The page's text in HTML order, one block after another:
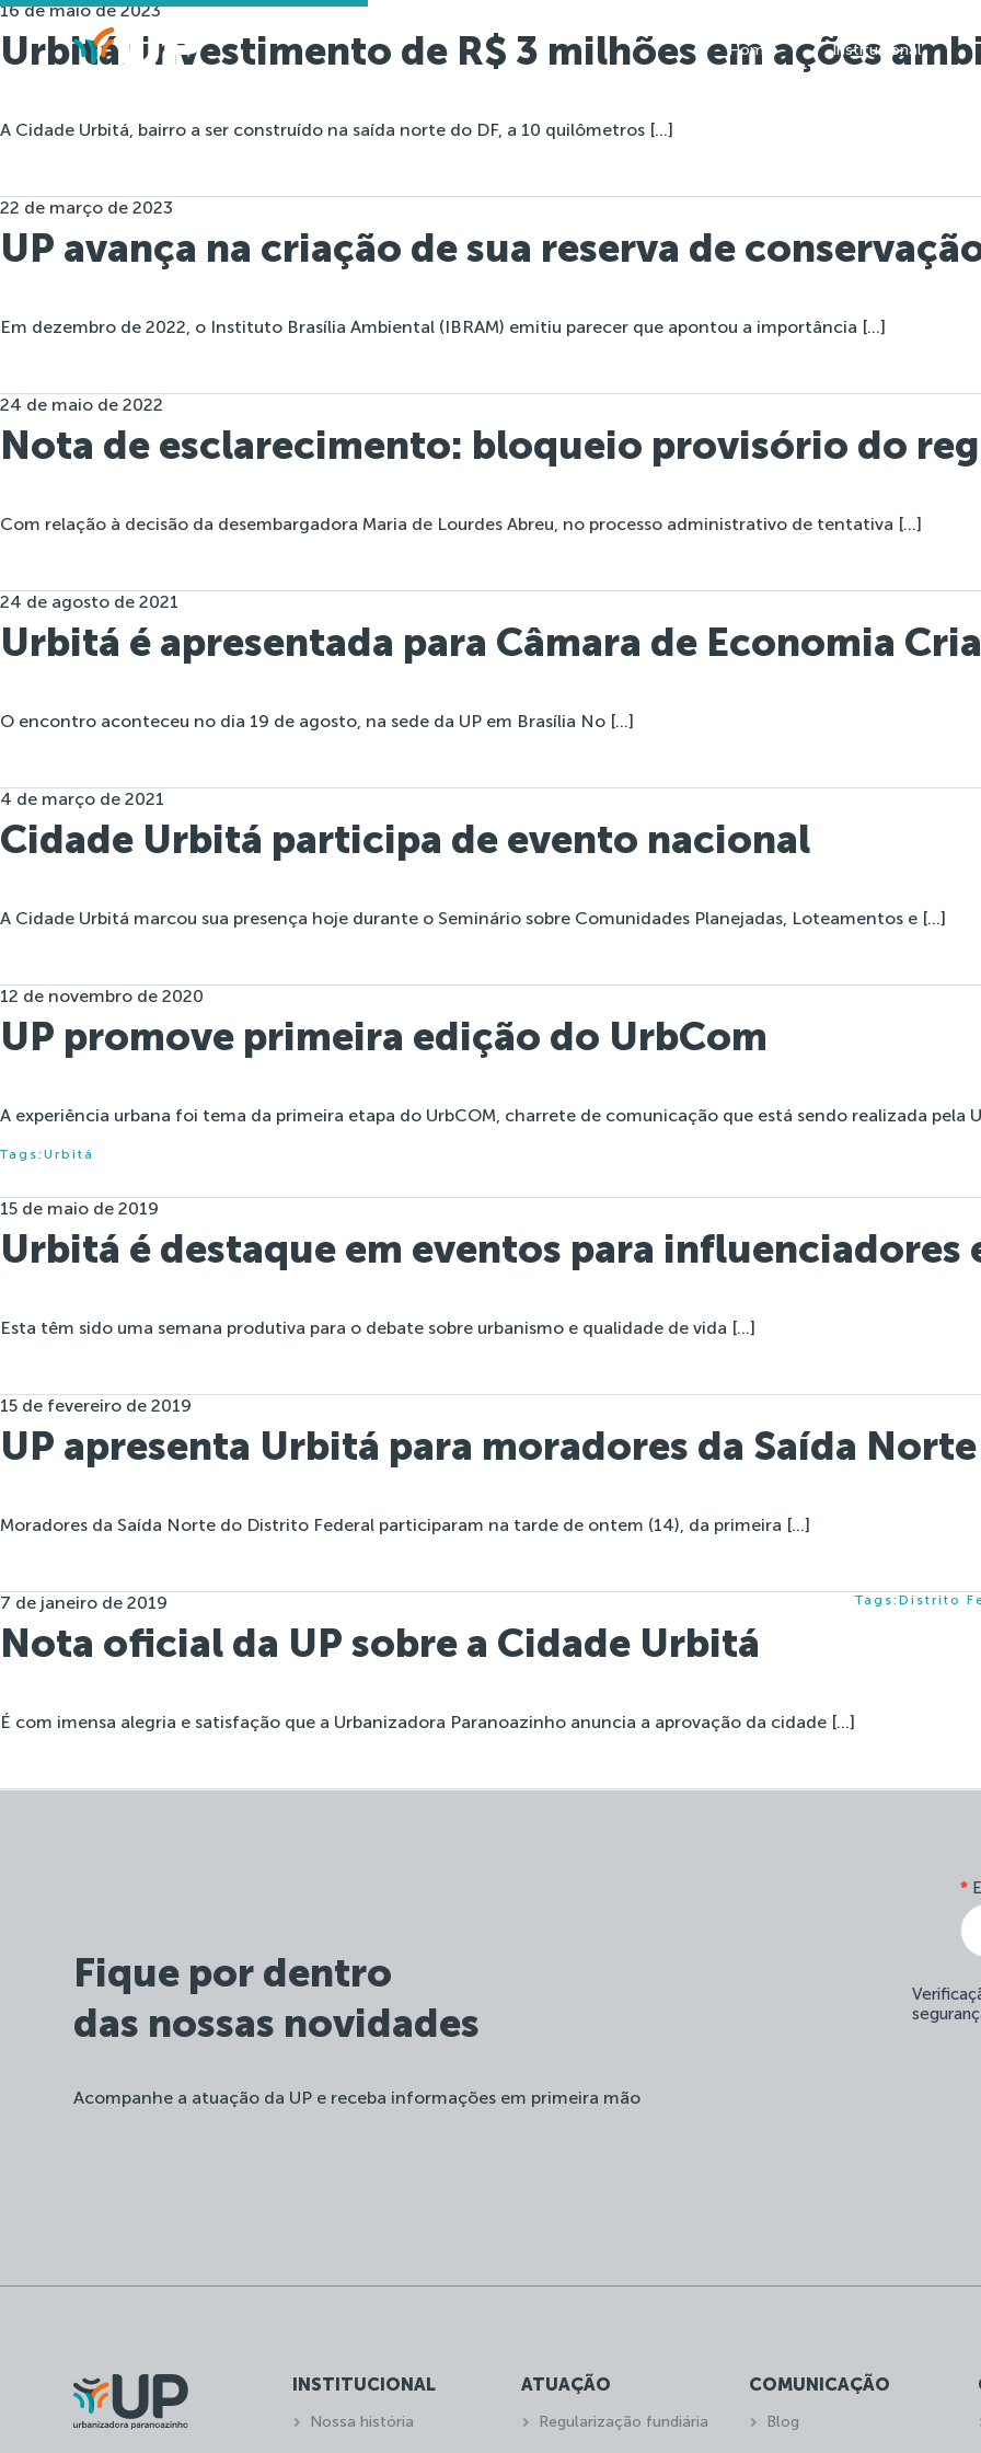
Home Institucional
16 de maio de 2023
Urbitá: investimento de R$ 3 milhões em ações
A Cidade Urbitá, bairro a ser construído na saída norte do DF, a 10 quilômetros […]
22 de março de 2023
UP avança na criação de sua reserva de
Em dezembro de 2022, o Instituto Brasília Ambiental (IBRAM) emitiu parecer que apontou a importância […]
24 de maio de 2022
Nota de esclarecimento: bloqueio provisório do
Com relação à decisão da desembargadora Maria de Lourdes Abreu, no processo administrativo de tentativa […]
24 de agosto de 2021
Urbitá é apresentada para Câmara de Economia
O encontro aconteceu no dia 19 de agosto, na sede da UP em Brasília No […]
4 de março de 2021
Cidade Urbitá participa de evento nacional
A Cidade Urbitá marcou sua presença hoje durante o Seminário sobre Comunidades Planejadas, Loteamentos e […]
12 de novembro de 2020
UP promove primeira edição do UrbCom
A experiência urbana foi tema da primeira etapa do UrbCOM, charrete de comunicação que está sendo realizada pela
Tags: Urbitá
15 de maio de 2019
Urbitá é destaque em eventos para influenciadores
Esta têm sido uma semana produtiva para o debate sobre urbanismo e qualidade de vida […]
15 de fevereiro de 2019
UP apresenta Urbitá para moradores da Saída
Moradores da Saída Norte do Distrito Federal participaram na tarde de ontem (14), da primeira […]
7 de janeiro de 2019
Nota oficial da UP sobre a Cidade Urbitá
É com imensa alegria e satisfação que a Urbanizadora Paranoazinho anuncia a aprovação da cidade […]
Tags: Distrito
Fique por dentro
das nossas novidades
Acompanhe a atuação da UP e receba informações em primeira mão
*
INSTITUCIONAL
Nossa história
ATUAÇÃO
Regularização fundiária
COMUNICAÇÃO
Blog